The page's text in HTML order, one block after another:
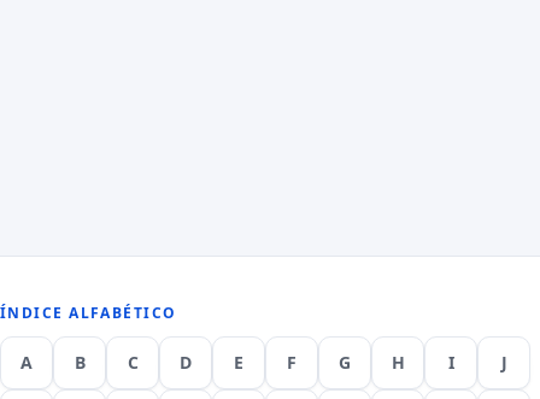
ÍNDICE ALFABÉTICO
A B C D E F G H I J